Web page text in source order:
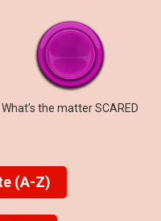
What’s the matter SCARED
(A-Z)